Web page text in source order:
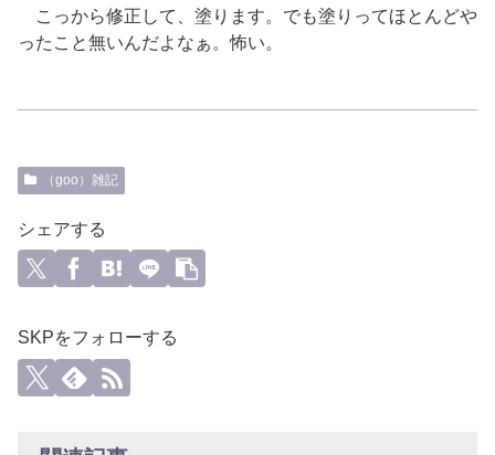
こっから修正して、塗ります。でも塗りってほとんどや
ったこと無いんだよなぁ。怖い。
（goo）雑記
シェアする
SKPをフォローする